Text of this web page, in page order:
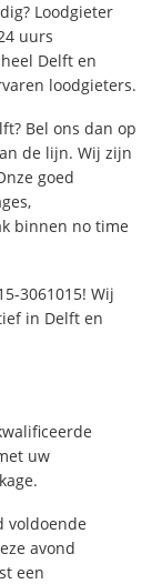
Loodgieter
uurs
Delft en
loodgieters.
Bel ons dan op
de lijn. Wij zijn
goed
binnen no time
3061015! Wij
in Delft en
uw
voldoende
avond
een